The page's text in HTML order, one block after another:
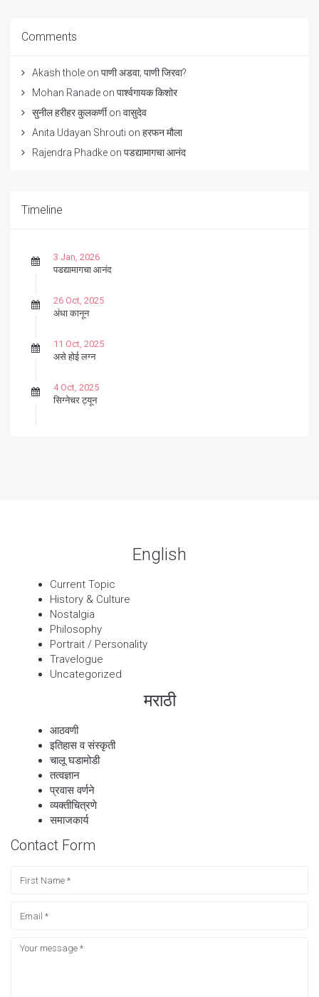
Comments
Akash thole on पाणी अडवा; पाणी जिरवा?
Mohan Ranade on पार्श्वगायक किशोर
सुनील हरीहर कुलकर्णीon वासुदेव
Anita Udayan Shrouti on हरफन मौला
Rajendra Phadke on पडद्यामागचा आनंद
Timeline
3 Jan, 2026
पडद्यामागचा आनंद
26 Oct, 2025
अंधा कानून
11 Oct, 2025
असे होई लग्न
4 Oct, 2025
सिग्नेचर ट्यून
English
Current Topic
History & Culture
Nostalgia
Philosophy
Portrait / Personality
Travelogue
Uncategorized
मराठी
आठवणी
इतिहास व संस्कृती
चालू घडामोडी
तत्वज्ञान
प्रवास वर्णने
व्यक्तीचित्रणे
समाजकार्य
Contact Form